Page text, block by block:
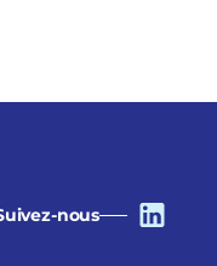
nous